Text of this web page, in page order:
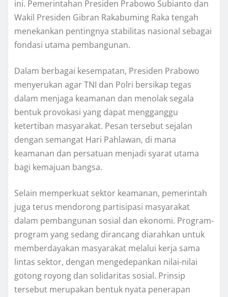
ini. Pemerintahan Presiden Prabowo Subianto dan
Wakil Presiden Gibran Rakabuming Raka tengah
menekankan pentingnya stabilitas nasional sebagai
fondasi utama pembangunan.
Dalam berbagai kesempatan, Presiden Prabowo
menyerukan agar TNI dan Polri bersikap tegas
dalam menjaga keamanan dan menolak segala
bentuk provokasi yang dapat mengganggu
ketertiban masyarakat. Pesan tersebut sejalan
dengan semangat Hari Pahlawan, di mana
keamanan dan persatuan menjadi syarat utama
bagi kemajuan bangsa.
Selain memperkuat sektor keamanan, pemerintah
juga terus mendorong partisipasi masyarakat
dalam pembangunan sosial dan ekonomi. Program-
program yang sedang dirancang diarahkan untuk
memberdayakan masyarakat melalui kerja sama
lintas sektor, dengan mengedepankan nilai-nilai
gotong royong dan solidaritas sosial. Prinsip
tersebut merupakan bentuk nyata penerapan